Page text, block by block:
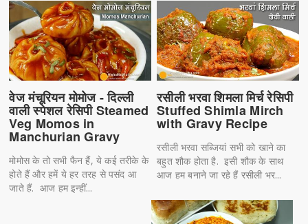
रसीली भरवा शिमला मिर्च रेसिपी
Stuffed Shimla Mirch
with Gravy Recipe
रसीली भरवा सब्जियां सभी को खाने का
बहुत शौक होता है. इसी शौक के साथ
आज हम बनाने जा रहे हैं रसीली भर...
वेज मंचूरियन मोमोज - दिल्ली
वाली स्पेशल रेसिपी Steamed
Veg Momos in
Manchurian Gravy
मोमोस के तो सभी फैन हैं, ये कई तरीके के
होते हैं और हमें ये हर तरह से पसंद आ
जाते हैं. आज हम इन्हीं...